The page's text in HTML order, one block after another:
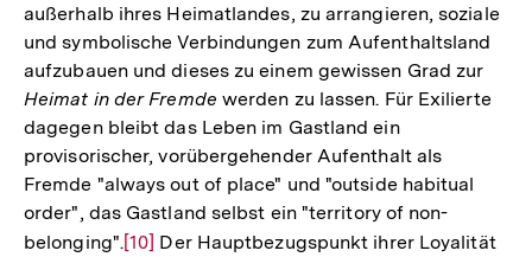
außerhalb ihres Heimatlandes, zu arrangieren, soziale
und symbolische Verbindungen zum Aufenthaltsland
aufzubauen und dieses zu einem gewissen Grad zur
Heimat in der Fremde werden zu lassen. Für Exilierte
dagegen bleibt das Leben im Gastland ein
provisorischer, vorübergehender Aufenthalt als
Fremde "always out of place" und "outside habitual
order", das Gastland selbst ein "territory of non-
belonging".Zur
[10] Der Hauptbezugspunkt ihrer Loyalität